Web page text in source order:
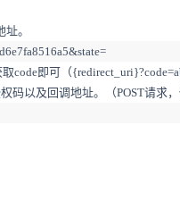
。
取code即可（
码以及回调地址。 （POST请求